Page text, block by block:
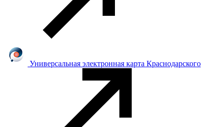
Универсальная электронная карта Краснодарского